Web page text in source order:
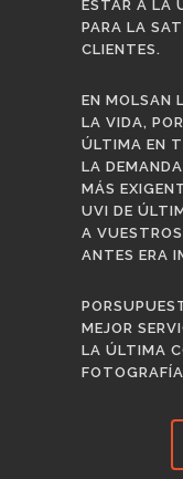
ESTAR A LA
PARA LA
CLIENTES.
EN MOLSAN
LA VIDA,
ÚLTIMA EN
LA
MÁS
UVI DE
A
ANTES ERA
MEJOR
LA ÚLTIMA